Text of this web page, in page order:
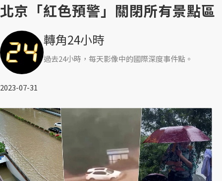
北京「紅色預警」關閉所有景點區
轉角24小時
過去24小時，每天影像中的國際深度事件點。
2023-07-31